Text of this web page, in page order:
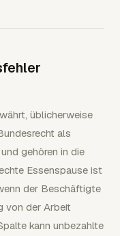
üblicherweise
als
gehören in die
Essenspause ist
der Beschäftigte
von der Arbeit
kann unbezahlte